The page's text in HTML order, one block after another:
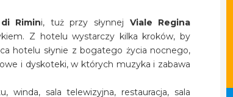
Rimini, tuż przy słynnej Viale Regina
Z hotelu wystarczy kilka kroków, by
hotelu słynie z bogatego życia nocnego,
i dyskoteki, w których muzyka i zabawa
sala telewizyjna, restauracja, sala